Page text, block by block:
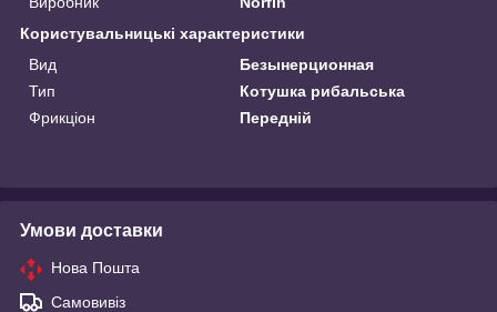
Користувальницькі характеристики
Вид
Безынерционная
Тип
Котушка рибальська
Фрикціон
Передній
Умови доставки
Нова Пошта
Самовивіз